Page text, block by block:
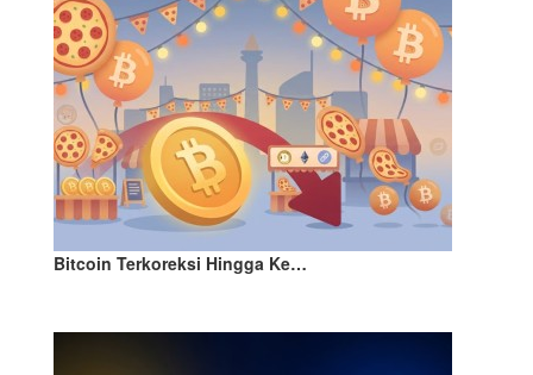
Bitcoin Terkoreksi Hingga Ke…